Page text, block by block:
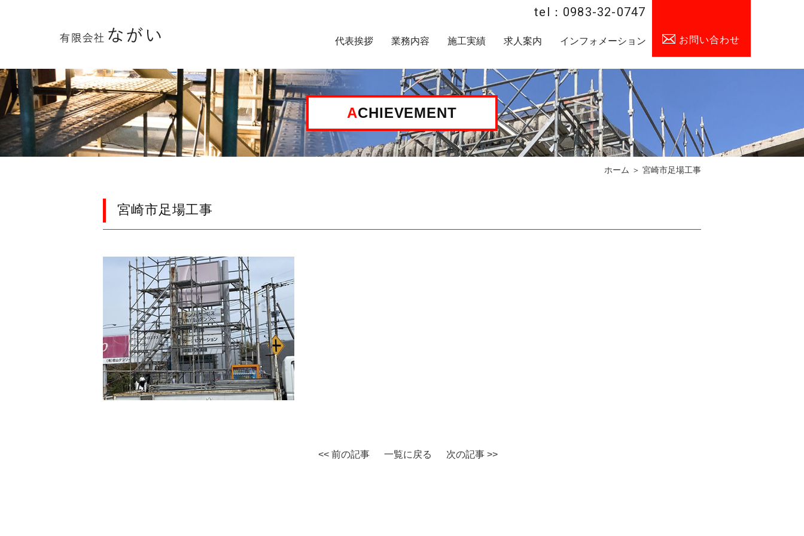
tel：0983-32-0747
代表挨拶 業務内容 施工実績 求人案内 インフォメーション お問い合わせ
ACHIEVEMENT
ホーム ＞ 宮崎市足場工事
宮崎市足場工事
<< 前の記事 一覧に戻る 次の記事 >>